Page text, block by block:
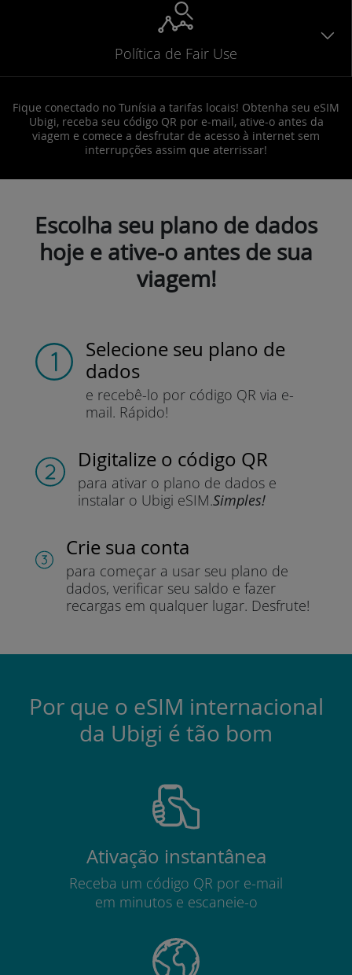
Política de Fair Use
Fique conectado no Tunísia a tarifas locais! Obtenha seu eSIM
Ubigi, receba seu código QR por e-mail, ative-o antes da
viagem e comece a desfrutar de acesso à internet sem
interrupções assim que aterrissar!
Escolha seu plano de dados
hoje e ative-o antes de sua
viagem!
Selecione seu plano de
dados
e recebê-lo por código QR via e-
mail. Rápido!
Digitalize o código QR
para ativar o plano de dados e
instalar o Ubigi eSIM.Simples!
Crie sua conta
para começar a usar seu plano de
dados, verificar seu saldo e fazer
recargas em qualquer lugar. Desfrute!
Por que o eSIM internacional
da Ubigi é tão bom
Ativação instantânea
Receba um código QR por e-mail
em minutos e escaneie-o